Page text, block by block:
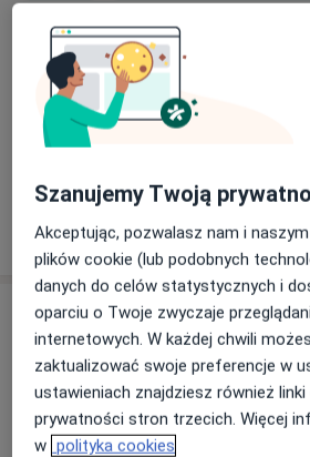
Otyłość
+9a11y_sr_more_diseases
Pacjenci których przyjmuję
Dorośli
Pokaż więcej
o
Usługi i ceny
Konsultacja dietetyczna (pierwsza
200 zł Szczegóły
Konsultacja dietetyczna dzieci
Szanujemy Twoją
Akceptując, pozwalasz nam i
plików cookie (lub podobnych
danych do celów statystycznych i
oparciu o Twoje zwyczaje
internetowych. W każdej chwili
zaktualizować swoje preferencje w
ustawieniach znajdziesz również
prywatności stron trzecich. Więcej
w polityka cookies